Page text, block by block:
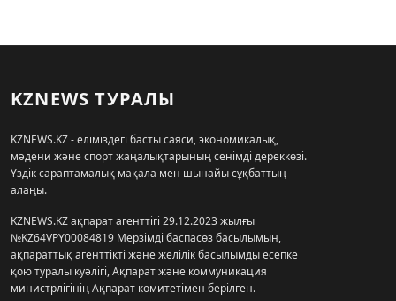
KZNEWS ТУРАЛЫ
KZNEWS.KZ - еліміздегі басты саяси, экономикалық,
мәдени және спорт жаңалықтарының сенімді дереккөзі.
Үздік сараптамалық мақала мен шынайы сұқбаттың
алаңы.
KZNEWS.KZ ақпарат агенттігі 29.12.2023 жылғы
№KZ64VPY00084819 Мерзімді баспасөз басылымын,
ақпараттық агенттікті және желілік басылымды есепке
қою туралы куәлігі, Ақпарат және коммуникация
министрлігінің Ақпарат комитетімен берілген.